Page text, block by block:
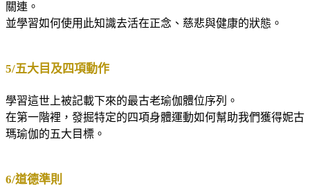
關連。
並學習如何使用此知識去活在正念、慈悲與健康的狀態。
5/五大目及四項動作
學習這世上被記載下來的最古老瑜伽體位序列。
在第一階裡，發掘特定的四項身體運動如何幫助我們獲得妮古
瑪瑜伽的五大目標。
6/道德準則